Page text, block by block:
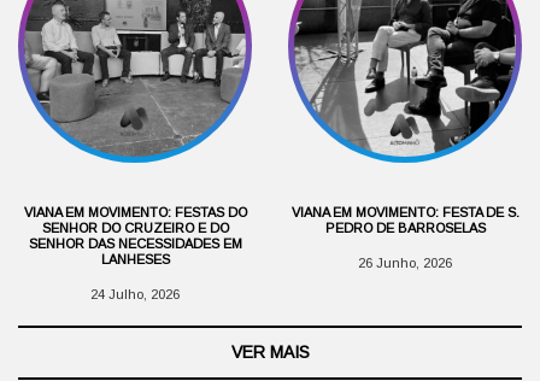
VIANA EM MOVIMENTO: FESTAS DO
SENHOR DO CRUZEIRO E DO
SENHOR DAS NECESSIDADES EM
LANHESES
24 Julho, 2026
VIANA EM MOVIMENTO: FESTA DE S.
PEDRO DE BARROSELAS
26 Junho, 2026
VER MAIS